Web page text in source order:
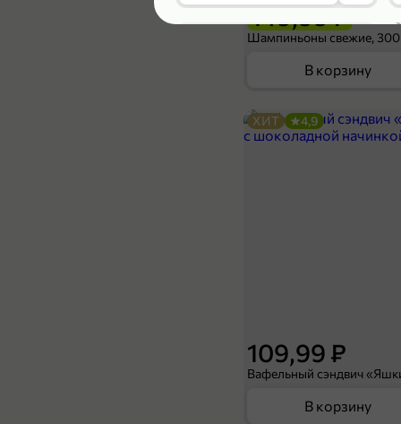
149,99 ₽
Шампиньоны свежие, 300
В корзину
109,99 ₽
ХИТ 4,9
В корзину